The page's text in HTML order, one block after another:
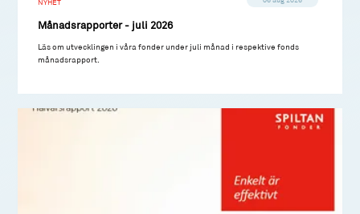
Månadsrapporter - juli 2026
Läs om utvecklingen i våra fonder under juli månad i respektive fonds
månadsrapport.